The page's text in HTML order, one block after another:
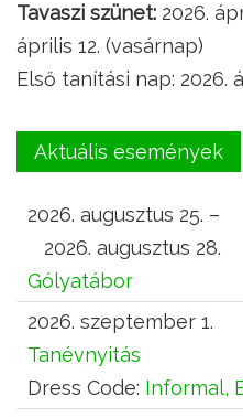
Tavaszi szünet: 2026.
április 12. (vasárnap)
Első tanítási nap: 2026.
Aktuális események
2026. augusztus 25. –
2026. augusztus 28.
Gólyatábor
2026. szeptember 1.
Tanévnyitás
Dress Code: Informal,